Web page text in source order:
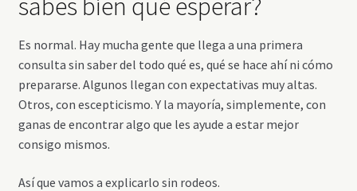
Es normal. Hay mucha gente que llega a una primera
consulta sin saber del todo qué es, qué se hace ahí ni cómo
prepararse. Algunos llegan con expectativas muy altas.
Otros, con escepticismo. Y la mayoría, simplemente, con
ganas de encontrar algo que les ayude a estar mejor
consigo mismos.
Así que vamos a explicarlo sin rodeos.